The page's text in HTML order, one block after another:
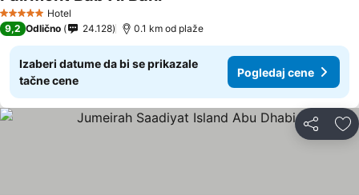
5 ZvezdiceHotel
9,2 Odlično 24.128 0.1 km od plaže
Izaberi datume da bi se prikazale
tačne cene
Pogledaj cene
Deli